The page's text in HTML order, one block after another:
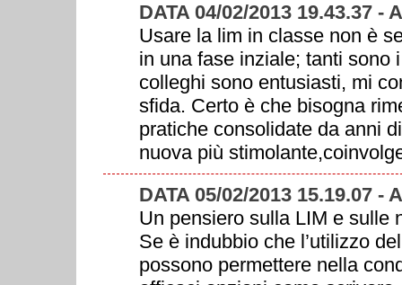
DATA 04/02/2013 19.43.37 -
Usare la lim in classe non è
in una fase inziale; tanti sono
colleghi sono entusiasti, mi
sfida. Certo è che bisogna
pratiche consolidate da anni
nuova più
DATA 05/02/2013 15.19.07 -
Un pensiero sulla LIM e sulle
Se è indubbio che l’utilizzo
possono permettere nella